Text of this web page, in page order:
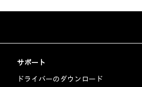
サポート
ドライバーのダウンロード